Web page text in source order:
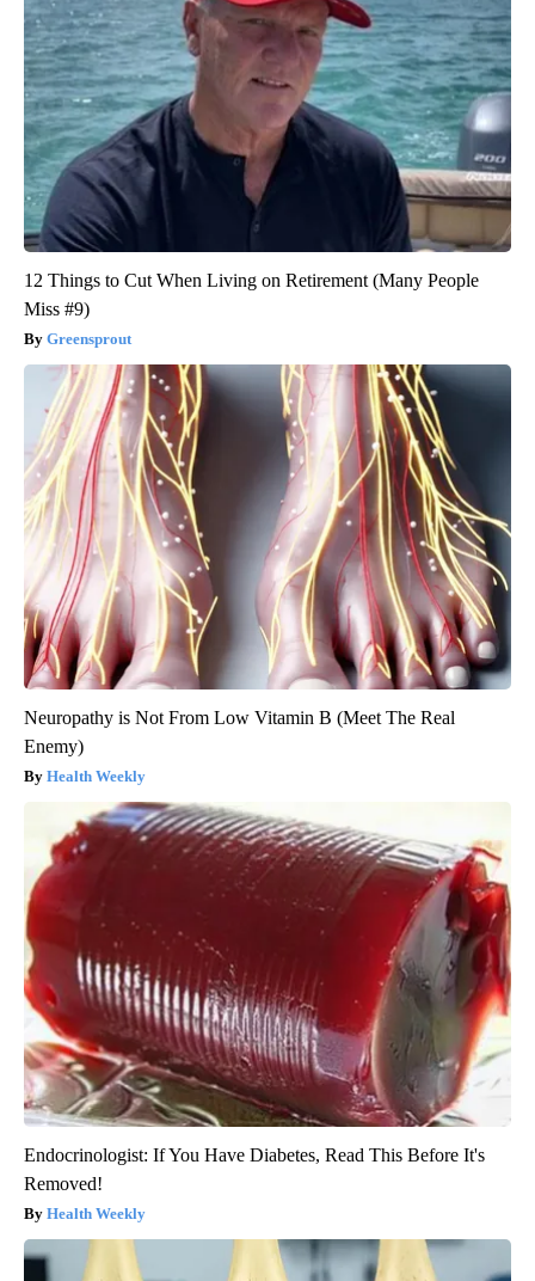
12 Things to Cut When Living on Retirement (Many People
Miss #9)
Greensprout
Neuropathy is Not From Low Vitamin B (Meet The Real
Enemy)
Health Weekly
Endocrinologist: If You Have Diabetes, Read This Before It's
Removed!
Health Weekly